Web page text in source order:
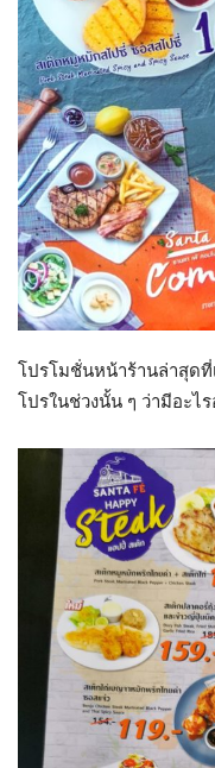
โปรโมชั่นหน้าร้านล่าสุดที่
โปรในช่วงนั้น ๆ ว่ามีอะไ